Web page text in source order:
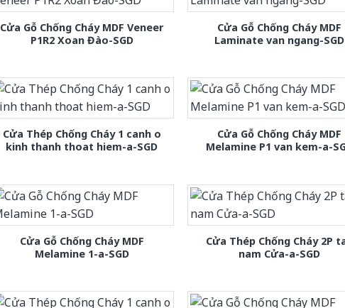
Cửa Gỗ Chống Cháy MDF Veneer
P1R2 Xoan Đào-SGD
Cửa Gỗ Chống Cháy MDF
Laminate van ngang-SGD
Cửa Thép Chống Cháy 1 canh o
kinh thanh thoat hiem-a-SGD
Cửa Gỗ Chống Cháy MDF
Melamine P1 van kem-a-
Cửa Gỗ Chống Cháy MDF
Melamine 1-a-SGD
Cửa Thép Chống Cháy 2P
nam Cửa-a-SGD